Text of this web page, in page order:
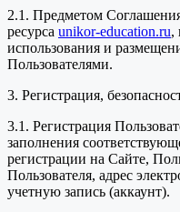
2.1. Предметом
ресурса unikor-education.ru,
использования и
Пользователями.
3. Регистрация,
3.1. Регистрация
заполнения
регистрации на Сайте,
Пользователя, адрес
учетную запись (аккаунт).